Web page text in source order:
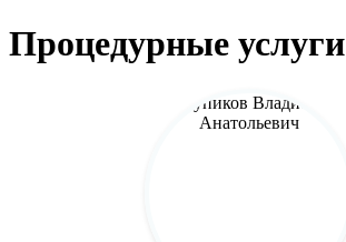
Процедурные услуги